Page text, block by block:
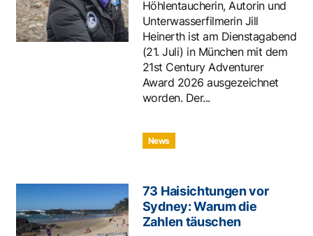
Höhlentaucherin, Autorin und
Unterwasserfilmerin Jill
Heinerth ist am Dienstagabend
(21. Juli) in München mit dem
21st Century Adventurer
Award 2026 ausgezeichnet
worden. Der...
News
73 Haisichtungen vor
Sydney: Warum die
Zahlen täuschen